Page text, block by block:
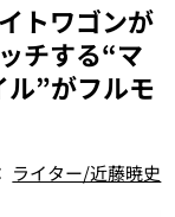
トワゴンが
チする“マ
ル”がフルモ
ライター/近藤暁史